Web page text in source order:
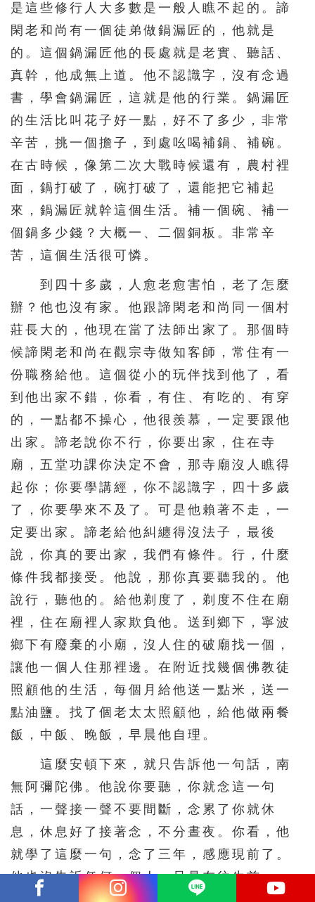
是這些修行人大多數是一般人瞧不起的。諦
閑老和尚有一個徒弟做鍋漏匠的，他就是
的。這個鍋漏匠他的長處就是老實、聽話、
真幹，他成無上道。他不認識字，沒有念過
書，學會鍋漏匠，這就是他的行業。鍋漏匠
的生活比叫花子好一點，好不了多少，非常
辛苦，挑一個擔子，到處吆喝補鍋、補碗。
在古時候，像第二次大戰時候還有，農村裡
面，鍋打破了，碗打破了，還能把它補起
來，鍋漏匠就幹這個生活。補一個碗、補一
個鍋多少錢？大概一、二個銅板。非常辛
苦，這個生活很可憐。
到四十多歲，人愈老愈害怕，老了怎麼
辦？他也沒有家。他跟諦閑老和尚同一個村
莊長大的，他現在當了法師出家了。那個時
候諦閑老和尚在觀宗寺做知客師，常住有一
份職務給他。這個從小的玩伴找到他了，看
到他出家不錯，你看，有住、有吃的、有穿
的，一點都不操心，他很羨慕，一定要跟他
出家。諦老說你不行，你要出家，住在寺
廟，五堂功課你決定不會，那寺廟沒人瞧得
起你；你要學講經，你不認識字，四十多歲
了，你要學來不及了。可是他賴著不走，一
定要出家。諦老給他糾纏得沒法子，最後
說，你真的要出家，我們有條件。行，什麼
條件我都接受。他說，那你真要聽我的。他
說行，聽他的。給他剃度了，剃度不住在廟
裡，住在廟裡人家欺負他。送到鄉下，寧波
鄉下有廢棄的小廟，沒人住的破廟找一個，
讓他一個人住那裡邊。在附近找幾個佛教徒
照顧他的生活，每個月給他送一點米，送一
點油鹽。找了個老太太照顧他，給他做兩餐
飯，中飯、晚飯，早晨他自理。
這麼安頓下來，就只告訴他一句話，南
無阿彌陀佛。他說你要聽，你就念這一句
話，一聲接一聲不要間斷，念累了你就休
息，休息好了接著念，不分晝夜。你看，他
就學了這麼一句，念了三年，感應現前了。
他也沒告訴任何一個人，只是在往生前一